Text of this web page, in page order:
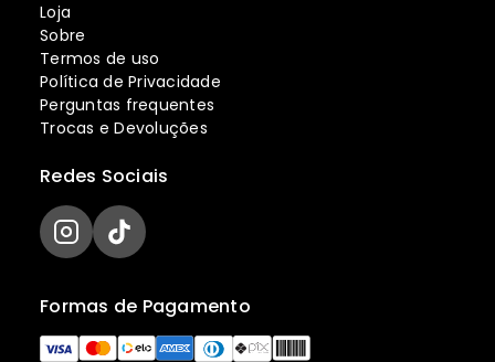
Loja
Sobre
Termos de uso
Política de Privacidade
Perguntas frequentes
Trocas e Devoluções
Formas de Pagamento
Redes Sociais